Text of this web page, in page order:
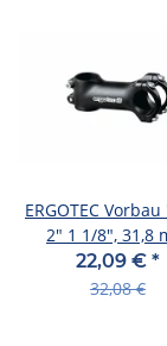
ERGOTEC
2" 1 1/8", 31,8
Lenkerklem 90
ef
22,09 € *
32,08 €